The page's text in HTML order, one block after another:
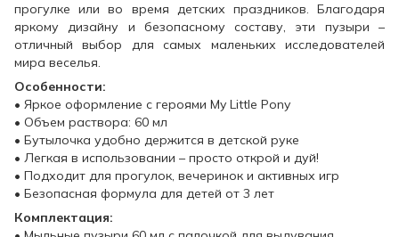
прогулке или во время детских праздников. Благодаря
яркому дизайну и безопасному составу, эти пузыри –
отличный выбор для самых маленьких исследователей
мира веселья.
Особенности:
• Яркое оформление с героями My Little Pony
• Объем раствора: 60 ​​мл
• Бутылочка удобно держится в детской руке
• Легкая в использовании – просто открой и дуй!
• Подходит для прогулок, вечеринок и активных игр
• Безопасная формула для детей от 3 лет
Комплектация: